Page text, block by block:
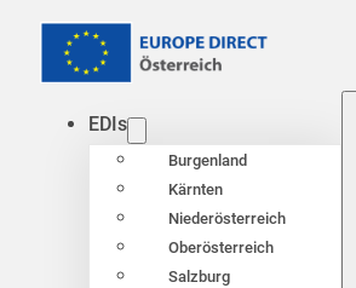
EDIs
Burgenland
Kärnten
Niederösterreich
Oberösterreich
Salzburg